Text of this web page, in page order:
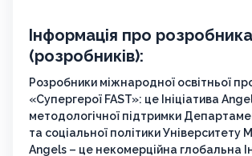
Інформація про розробника
(розробників):
Розробники міжнародної освітньої
«Супергерої FAST»: це Ініціатива
методологічної підтримки
та соціальної політики Університету
Angels – це некомерційна глобальна